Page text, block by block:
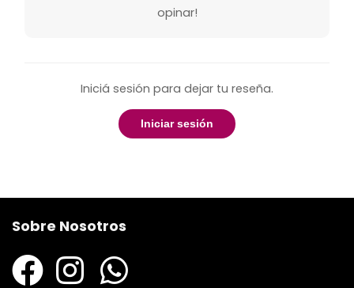
opinar!
Iniciá sesión para dejar tu reseña.
Iniciar sesión
Sobre Nosotros